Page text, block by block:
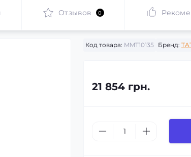
Отзывов 0
Код товара: MMT10135 Бренд:
21 854 грн.